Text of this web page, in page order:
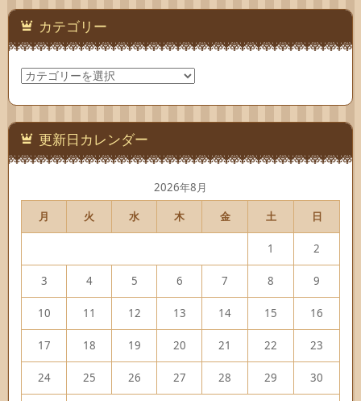
カテゴリー
カ
ゴ
リ
ー 更新日カレンダー
2026年8月
月
火 水 木 金 土 日
1 2
3 4 5 6 7 8 9
10 11 12 13 14 15 16
17 18 19 20 21 22 23
24 25 26 27 28 29 30